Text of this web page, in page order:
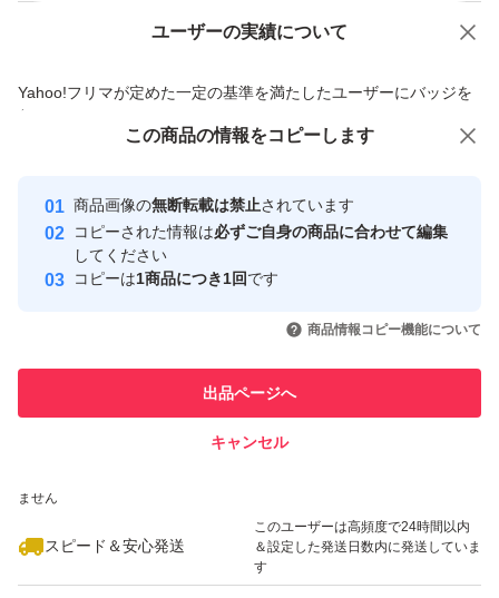
ユーザーの実績について
Yahoo!フリマが定めた一定の基準を満たしたユーザーにバッジを
付与しています
安心取引出品者
心・安全なユーザーです
取引実績
引を完了させた実績があります
での取引実績があります
ません
スピード＆安心発送
このユーザーは高頻度で24時間以内
＆設定した発送日数内に発送していま
す
価格の相談 商品への質問
この商品の情報をコピーします
商品画像の無断転載は禁止されています
コピーされた情報は必ずご自身の商品に合わせて編集
してください
コピーは1商品につき1回です
商品情報コピー機能について
出品ページへ
キャンセル
この商品をみている人にオススメ